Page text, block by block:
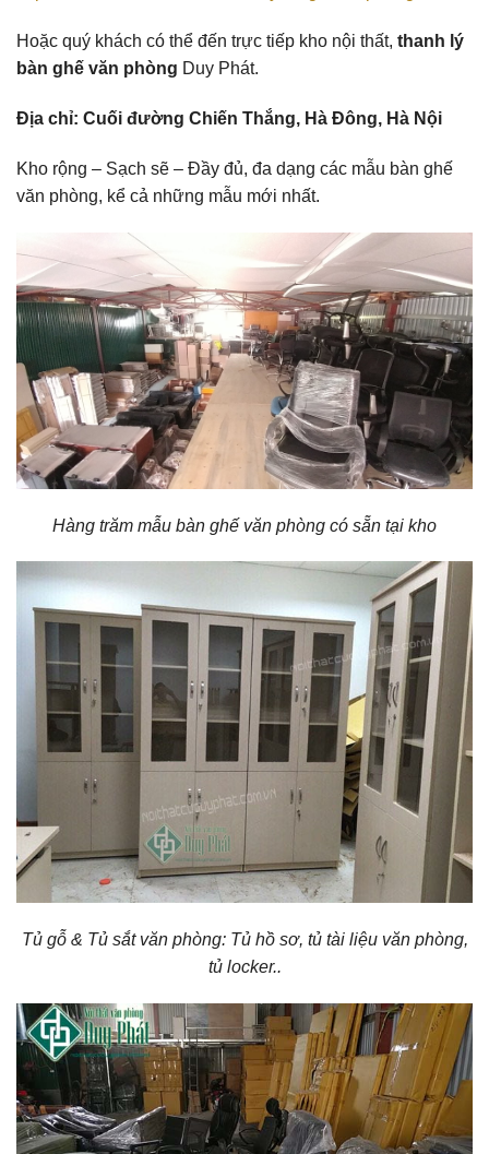
Hoặc quý khách có thể đến trực tiếp kho nội thất, thanh lý
bàn ghế văn phòng Duy Phát.
Địa chỉ: Cuối đường Chiến Thắng, Hà Đông, Hà Nội
Kho rộng – Sạch sẽ – Đầy đủ, đa dạng các mẫu bàn ghế
văn phòng, kể cả những mẫu mới nhất.
Hàng trăm mẫu bàn ghế văn phòng có sẵn tại kho
Tủ gỗ & Tủ sắt văn phòng: Tủ hồ sơ, tủ tài liệu văn phòng,
tủ locker..